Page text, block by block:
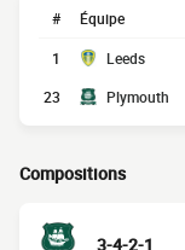
# Équipe
1 Leeds
23
Plymouth
Compositions
3-4-2-1